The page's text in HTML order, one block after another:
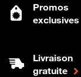
Promos
exclusives
Livraison
gratuite